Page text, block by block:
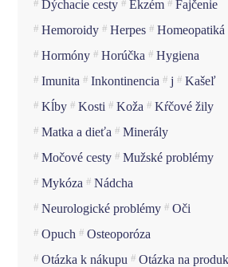
Dýchacie cesty
Ekzém
Fajčenie
Hemoroidy
Herpes
Homeopatiká
Hormóny
Horúčka
Hygiena
Imunita
Inkontinencia j
Kašeľ
Kĺby
Kosti Koža
Kŕčové žily
Matka a dieťa
Minerály
Močové cesty
Mužské problémy
Mykóza
Nádcha
Neurologické problémy
Oči
Opuch
Osteoporóza
Otázka k nákupu
Otázka na